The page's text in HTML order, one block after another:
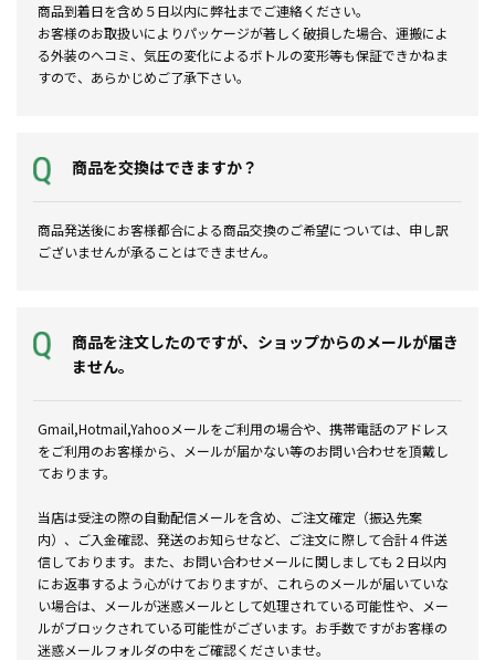
商品到着日を含め５日以内に弊社までご連絡ください。
お客様のお取扱いによりパッケージが著しく破損した場合、運搬によ
る外装のヘコミ、気圧の変化によるボトルの変形等も保証できかねま
すので、あらかじめご了承下さい。
商品を交換はできますか？
商品発送後にお客様都合による商品交換のご希望については、申し訳
ございませんが承ることはできません。
商品を注文したのですが、ショップからのメールが届き
ません。
Gmail,Hotmail,Yahooメールをご利用の場合や、携帯電話のアドレス
をご利用のお客様から、メールが届かない等のお問い合わせを頂戴し
ております。
当店は受注の際の自動配信メールを含め、ご注文確定（振込先案
内）、ご入金確認、発送のお知らせなど、ご注文に際して合計４件送
信しております。また、お問い合わせメールに関しましても２日以内
にお返事するよう心がけておりますが、これらのメールが届いていな
い場合は、メールが迷惑メールとして処理されている可能性や、メー
ルがブロックされている可能性がございます。お手数ですがお客様の
迷惑メールフォルダの中をご確認くださいませ。